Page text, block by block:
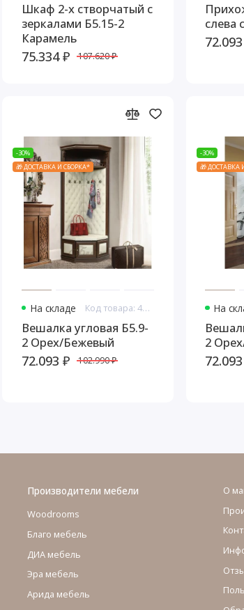
Шкаф 2-х створчатый с
зеркалами Б5.15-2
Карамель
75.334 ₽ 107.620 ₽
слева
-30%
🎁 ДОСТАВКА И СБОРКА*
На складе Код товара: 4776
Вешалка угловая Б5.9-
2 Орех/Бежевый
72.093 ₽ 102.990 ₽
-30%
🎁 ДОСТАВКА
На
2
Производители мебели
Woodrooms
Благо мебель
ДИА мебель
Эра мебель
Арида мебель
О